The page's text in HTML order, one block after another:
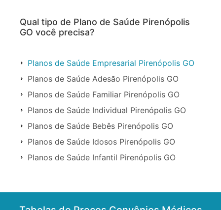
Qual tipo de Plano de Saúde Pirenópolis
GO você precisa?
Planos de Saúde Empresarial Pirenópolis GO
Planos de Saúde Adesão Pirenópolis GO
Planos de Saúde Familiar Pirenópolis GO
Planos de Saúde Individual Pirenópolis GO
Planos de Saúde Bebês Pirenópolis GO
Planos de Saúde Idosos Pirenópolis GO
Planos de Saúde Infantil Pirenópolis GO